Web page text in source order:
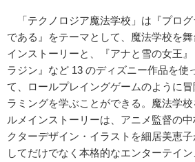
「テクノロジア魔法学校」は『プロ
である』をテーマとして、魔法学校を
インストーリーと、『アナと雪の女王
ラジン』など 13 のディズニー作品を使
て、ロールプレイングゲームのように
ラミングを学ぶことができる。魔法学
ルメインストーリーは、アニメ監督の
クターデザイン・イラストを細居美恵
してだけでなく本格的なエンターテイ